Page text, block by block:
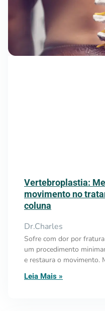
Vertebroplastia:
movimento no
coluna
Dr.Charles
Sofre com dor por
um procedimento
e restaura o movimento.
Leia Mais »